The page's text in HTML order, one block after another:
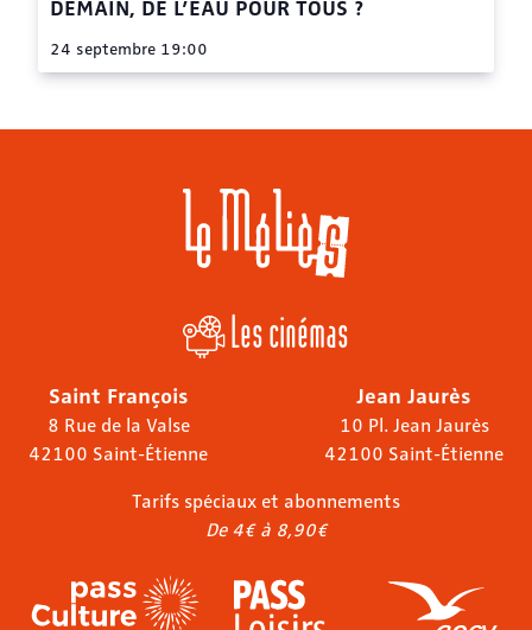
24 septembre 19:00
Les cinémas
Saint François
8 Rue de la Valse
42100 Saint-Étienne
Jean Jaurès
10 Pl. Jean Jaurès
42100 Saint-Étienne
Tarifs spéciaux et abonnements
De 4€ à 8,90€